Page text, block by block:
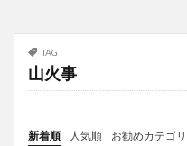
TAG
山火事
新着順 人気順
お勧めカテゴリ